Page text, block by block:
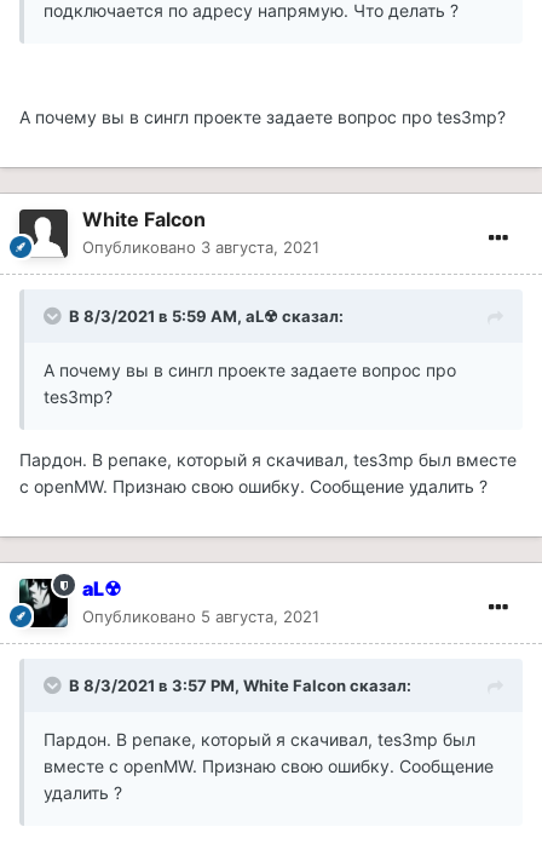
подключается по адресу напрямую. Что делать ?
А почему вы в сингл проекте задаете вопрос про tes3mp?
White Falcon
Опубликовано 3 августа, 2021
В 8/3/2021 в 5:59 AM, aL☢ сказал:
А почему вы в сингл проекте задаете вопрос про
tes3mp?
Пардон. В репаке, который я скачивал, tes3mp был вместе
с openMW. Признаю свою ошибку. Сообщение удалить ?
aL☢
Опубликовано 5 августа, 2021
В 8/3/2021 в 3:57 PM, White Falcon сказал:
Пардон. В репаке, который я скачивал, tes3mp был
вместе с openMW. Признаю свою ошибку. Сообщение
удалить ?